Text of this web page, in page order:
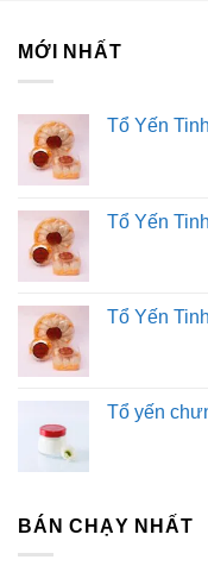
Đông trùng hạ thảo
MỚI NHẤT
Tổ Yến
Tổ Yến
Tổ Yến
Tổ yến
BÁN CHẠY NHẤT